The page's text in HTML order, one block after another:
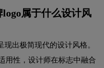
属于什么设计风
出极简现代的设计风格。
用性，设计师在标志中融合